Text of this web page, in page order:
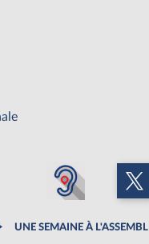
UNE SEMAINE À